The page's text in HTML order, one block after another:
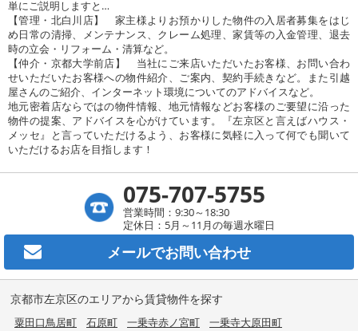
単にご説明しますと…
【管理・北白川店】 家主様よりお預かりした物件の入居者募集をはじ
め日常の清掃、メンテナンス、クレーム処理、家賃等の入金管理、退去
時の立会・リフォーム・清算など。
【仲介・京都大学前店】 当社にご来店いただいたお客様、お問い合わ
せいただいたお客様への物件紹介、ご案内、契約手続きなど。また引越
屋さんのご紹介、インターネット環境についてのアドバイスなど。
地元密着店ならではの物件情報、地元情報などお客様のご要望に沿った
物件の提案、アドバイスを心がけています。『左京区と言えばハウス・
メッセ』と言っていただけるよう、お客様に気軽に入って何でも聞いて
いただけるお店を目指します！
075-707-5755
営業時間：9:30～18:30
定休日：5月～11月の毎週水曜日
メールでお問い合わせ
京都市左京区のエリアから賃貸物件を探す
粟田口鳥居町 石原町 一乗寺赤ノ宮町
一乗寺大原田町